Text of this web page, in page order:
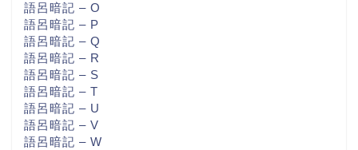
語呂暗記 – O
語呂暗記 – P
語呂暗記 – Q
語呂暗記 – R
語呂暗記 – S
語呂暗記 – T
語呂暗記 – U
語呂暗記 – V
語呂暗記 – W